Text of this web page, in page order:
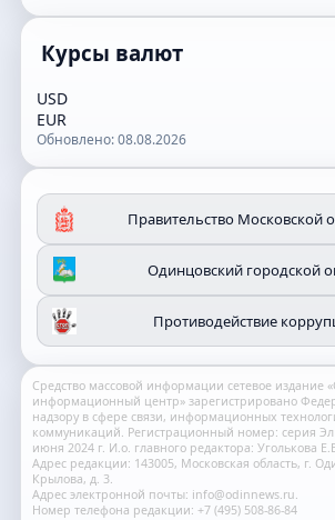
Курсы валют
USD
EUR
Обновлено: 08.08.2026
Правительство Московской
Одинцовский городской
Противодействие
Средство массовой информации сетевое издание
информационный центр» зарегистрировано
надзору в сфере связи, информационных
коммуникаций. Регистрационный номер: серия
июня 2024 г. И.о. главного редактора: Уголькова
Адрес редакции: 143005, Московская область, г.
Крылова, д. 3.
Адрес электронной почты: info@odinnews.ru.
Номер телефона редакции: +7 (495) 508-86-84